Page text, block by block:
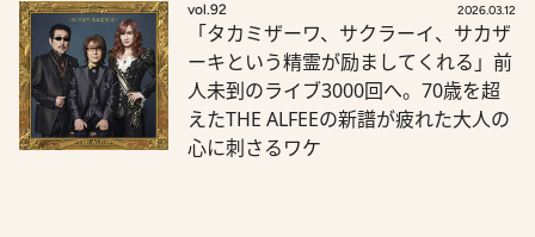
vol.92 2026.03.12
「タカミザーワ、サクラーイ、サカザ
ーキという精霊が励ましてくれる」前
人未到のライブ3000回へ。70歳を超
えたTHE ALFEEの新譜が疲れた大人の
心に刺さるワケ